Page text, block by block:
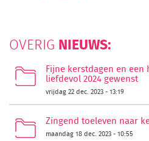
OVERIG NIEUWS:
Fijne kerstdagen en
liefdevol 2024 gewenst
vrijdag 22 dec. 2023 - 13:19
Zingend toeleven naar
maandag 18 dec. 2023 - 10:55